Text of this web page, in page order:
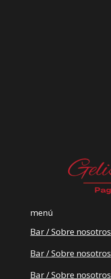
menú
Bar / Sobre nosotros
Bar / Sobre nosotros
Bar / Sobre nosotros